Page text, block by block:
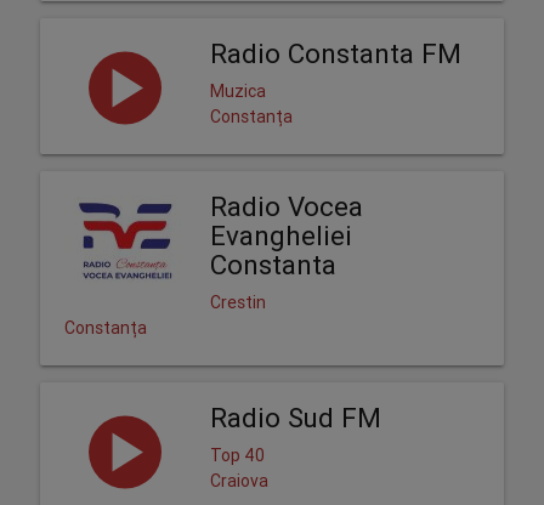
Radio Constanta FM
Muzica
Constanța
Radio Vocea
Evangheliei
Constanta
Crestin
Constanța
Radio Sud FM
Top 40
Craiova